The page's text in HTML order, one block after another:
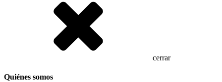
cerrar
Quiénes somos